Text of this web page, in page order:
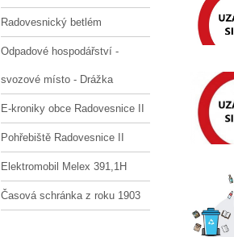
Radovesnický betlém
Odpadové hospodářství -
svozové místo - Drážka
E-kroniky obce Radovesnice II
Pohřebiště Radovesnice II
Elektromobil Melex 391,1H
Časová schránka z roku 1903